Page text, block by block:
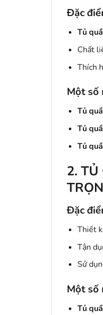
Đặc
Tủ
Chất
Thích
Một số
Tủ
Tủ
Tủ
2.
Đặc
Thiết
Tận
Sử
Một số
Tủ